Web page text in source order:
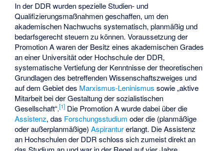
In der DDR wurden spezielle Studien- und
Qualifizierungsmaßnahmen geschaffen, um den
akademischen Nachwuchs systematisch, planmäßig und
bedarfsgerecht steuern zu können. Voraussetzung der
Promotion A waren der Besitz eines akademischen Grades
an einer Universität oder Hochschule der DDR,
systematische Vertiefung der Kenntnisse der theoretischen
Grundlagen des betreffenden Wissenschaftszweiges und
auf dem Gebiet des Marxismus-Leninismus sowie „aktive
Mitarbeit bei der Gestaltung der sozialistischen
Gesellschaft“.[1] Die Promotion A wurde dabei über die
Assistenz, das Forschungsstudium oder die (planmäßige
oder außerplanmäßige)Aspiranturerlangt. Die Assistenz
an Hochschulen der DDR schloss sich zumeist direkt an